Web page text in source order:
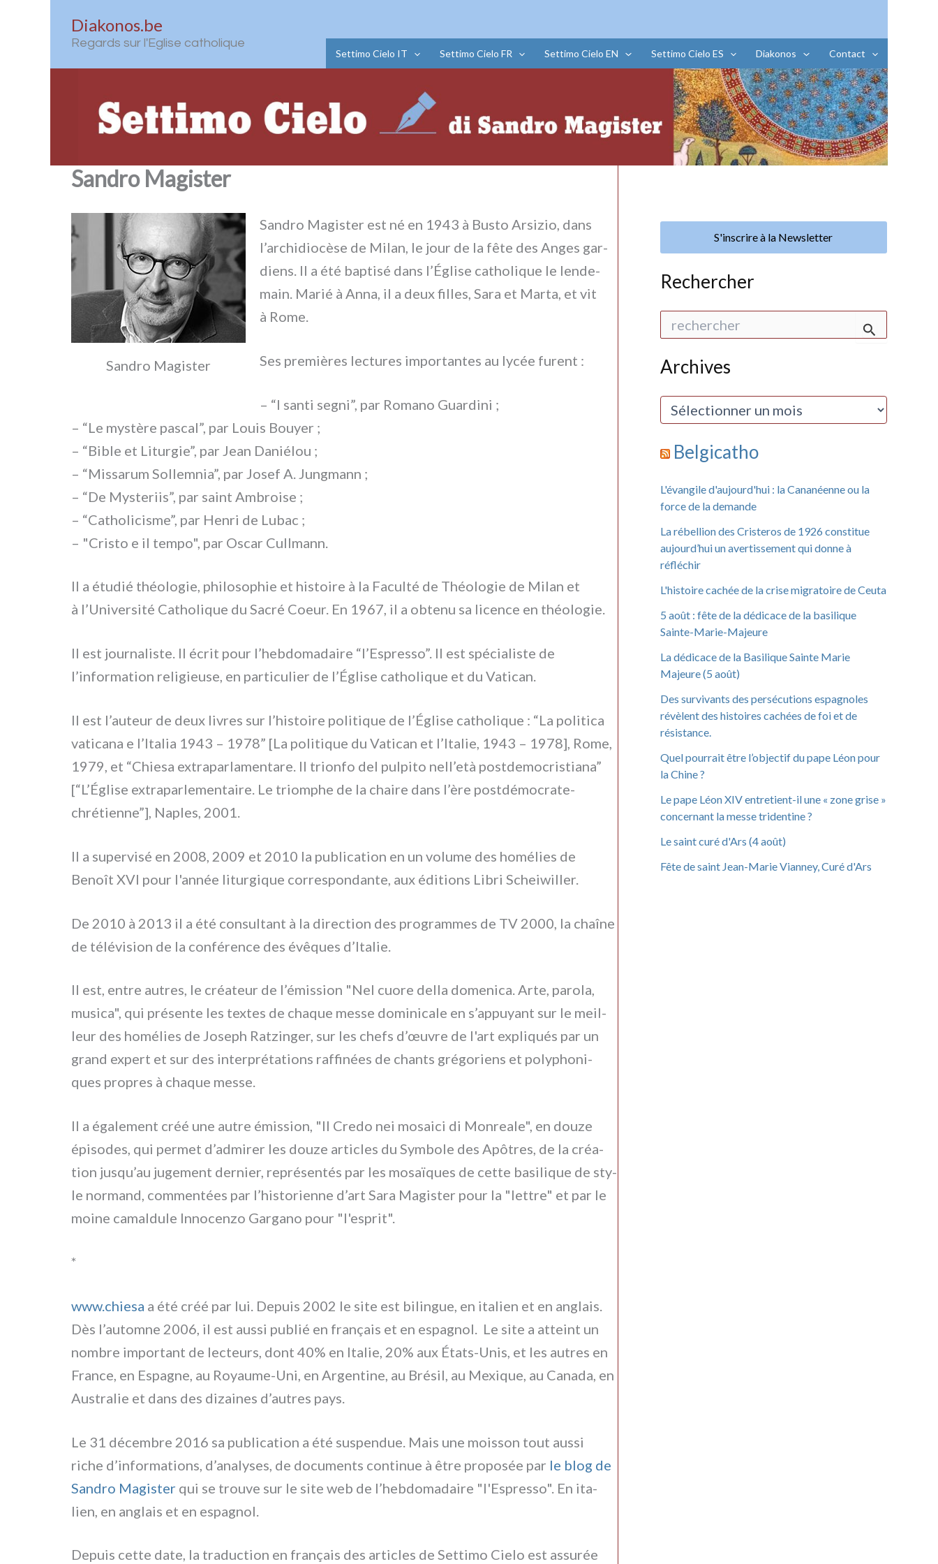
Diakonos.be
Regards sur l'Eglise catholique
Settimo Cielo IT Settimo Cielo FR Settimo Cielo EN Settimo Cielo ES Diakonos Contact
Sandro Magister
Sandro Magister
Sandro Magister est né en 1943 à Busto Arsizio, dans
l’archidiocèse de Milan, le jour de la fête des Anges gar­
diens. Il a été bap­ti­sé dans l’Église catho­li­que le len­de­
main. Marié à Anna, il a deux fil­les, Sara et Marta, et vit
à Rome.
Ses pre­miè­res lec­tu­res impor­tan­tes au lycée furent :
– “I san­ti segni”, par Romano Guardini ;
– “Le mystè­re pascal”, par Louis Bouyer ;
– “Bible et Liturgie”, par Jean Daniélou ;
– “Missarum Sollemnia”, par Josef A. Jungmann ;
– “De Mysteriis”, par saint Ambroise ;
– “Catholicisme”, par Henri de Lubac ;
– "Cristo e il tem­po", par Oscar Cullmann.
Il a étu­dié théo­lo­gie, phi­lo­so­phie et histoi­re à la Faculté de Théologie de Milan et
à l’Université Catholique du Sacré Coeur. En 1967, il a obte­nu sa licen­ce en théo­lo­gie.
Il est jour­na­li­ste. Il écrit pour l’hebdomadaire “l’Espresso”. Il est spé­cia­li­ste de
l’information reli­gieu­se, en par­ti­cu­lier de l’Église catho­li­que et du Vatican.
Il est l’auteur de deux livres sur l’histoire poli­ti­que de l’Église catho­li­que : “La poli­ti­ca
vati­ca­na e l’Italia 1943 – 1978” [La poli­ti­que du Vatican et l’Italie, 1943 – 1978], Rome,
1979, et “Chiesa extra­par­la­men­ta­re. Il trion­fo del pul­pi­to nell’età post­de­mo­cri­stia­na”
[“L’Église extra­par­le­men­tai­re. Le triom­phe de la chai­re dans l’ère postdémocrate-
chrétienne”], Naples, 2001.
Il a super­vi­sé en 2008, 2009 et 2010 la publi­ca­tion en un volu­me des homé­lies de
Benoît XVI pour l'année litur­gi­que cor­re­spon­dan­te, aux édi­tions Libri Scheiwiller.
De 2010 à 2013 il a été con­sul­tant à la direc­tion des pro­gram­mes de TV 2000, la chaî­ne
de télé­vi­sion de la con­fé­ren­ce des évê­ques d’Italie.
Il est, entre autres, le créa­teur de l’émission "Nel cuo­re del­la dome­ni­ca. Arte, paro­la,
musi­ca", qui pré­sen­te les tex­tes de cha­que mes­se domi­ni­ca­le en s’appuyant sur le meil­
leur des homé­lies de Joseph Ratzinger, sur les chefs d’œuvre de l'art expli­qués par un
grand expert et sur des inter­pré­ta­tions raf­fi­nées de chan­ts gré­go­riens et poly­pho­ni­
ques pro­pres à cha­que mes­se.
Il a éga­le­ment créé une autre émis­sion, "Il Credo nei mosai­ci di Monreale", en dou­ze
épi­so­des, qui per­met d’admirer les dou­ze arti­cles du Symbole des Apôtres, de la créa­
tion jusqu’au juge­ment der­nier, repré­sen­tés par les mosaï­ques de cet­te basi­li­que de sty­
le nor­mand, com­men­tées par l’historienne d’art Sara Magister pour la "let­tre" et par le
moi­ne camal­du­le Innocenzo Gargano pour "l'esprit".
*
www.chiesa a été créé par lui. Depuis 2002 le site est bilin­gue, en ita­lien et en anglais.
Dès l’automne 2006, il est aus­si publié en fra­nçais et en espa­gnol. Le site a atteint un
nom­bre impor­tant de lec­teurs, dont 40% en Italie, 20% aux États-Unis, et les autres en
France, en Espagne, au Royaume-Uni, en Argentine, au Brésil, au Mexique, au Canada, en
Australie et dans des dizai­nes d’autres pays.
Le 31 décem­bre 2016 sa publi­ca­tion a été suspen­due. Mais une mois­son tout aus­si
riche d’informations, d’analyses, de docu­men­ts con­ti­nue à être pro­po­sée par le blog de
Sandro Magister qui se trou­ve sur le site web de l’hebdomadaire "l'Espresso". En ita­
lien, en anglais et en espa­gnol.
Depuis cet­te date, la tra­duc­tion en fra­nçais des arti­cles de Settimo Cielo est assu­rée
S'inscrire à la Newsletter
Rechercher
h
e
c
Archives
A
i
e
s
Belgicatho
L'évangile d'aujourd'hui : la Cananéenne ou la
force de la demande
La rébellion des Cristeros de 1926 constitue
aujourd’hui un avertissement qui donne à
réfléchir
L'histoire cachée de la crise migratoire de Ceuta
5 août : fête de la dédicace de la basilique
Sainte-Marie-Majeure
La dédicace de la Basilique Sainte Marie
Majeure (5 août)
Des survivants des persécutions espagnoles
révèlent des histoires cachées de foi et de
résistance.
Quel pourrait être l’objectif du pape Léon pour
la Chine ?
Le pape Léon XIV entretient-il une « zone grise »
concernant la messe tridentine ?
Le saint curé d'Ars (4 août)
Fête de saint Jean-Marie Vianney, Curé d'Ars